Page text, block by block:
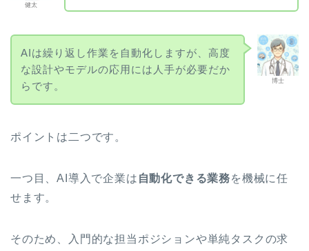
健太
博士
AIは繰り返し作業を自動化しますが、高度
な設計やモデルの応用には人手が必要だか
らです。
ポイントは二つです。
一つ目、AI導入で企業は 自動化できる業務を機械に任
せます。
そのため、入門的な担当ポジションや単純タスクの求